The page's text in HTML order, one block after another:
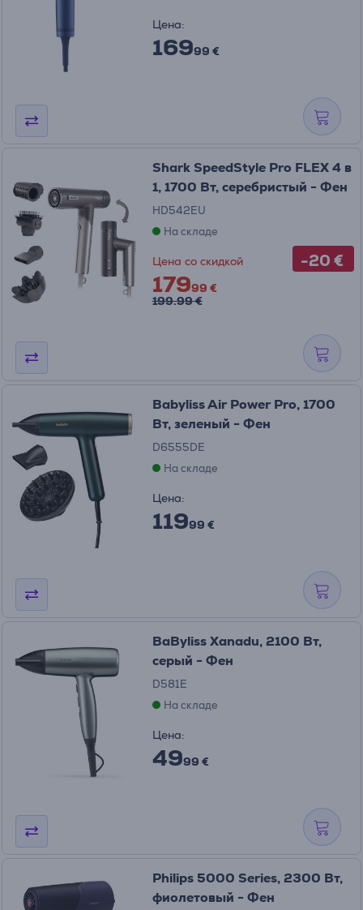
Цена:
16999 €
-20 €
Shark SpeedStyle Pro FLEX 4 в
1, 1700 Вт, серебристый - Фен
HD542EU
На складе
Цена со скидкой
17999 €
199.99 €
Babyliss Air Power Pro, 1700
Вт, зеленый - Фен
D6555DE
На складе
Цена:
11999 €
BaByliss Xanadu, 2100 Вт,
серый - Фен
D581E
На складе
Цена:
4999 €
Philips 5000 Series, 2300 Вт,
фиолетовый - Фен